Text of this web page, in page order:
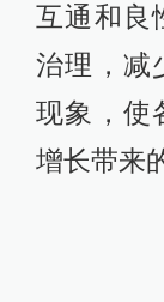
互通和良
治理，减
现象，使
增长带来